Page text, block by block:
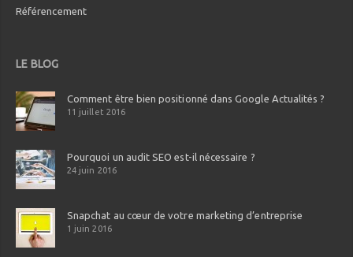
Référencement
LE BLOG
Comment être bien positionné dans Google Actualités ?
11 juillet 2016
Pourquoi un audit SEO est-il nécessaire ?
24 juin 2016
Snapchat au cœur de votre marketing d’entreprise
1 juin 2016